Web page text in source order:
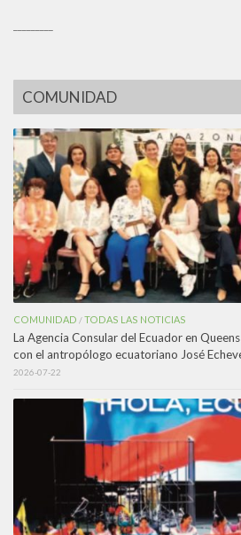
COMUNIDAD
COMUNIDAD /TODAS LAS NOTICIAS
La Agencia Consular del Ecuador en
con el antropólogo ecuatoriano José
2026-07-22